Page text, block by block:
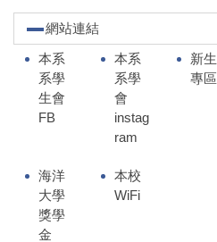
網站連結
本系
系學
生會
FB
本系
系學
會
instag
ram
新生
專區
海洋
大學
獎學
金
本校
WiFi